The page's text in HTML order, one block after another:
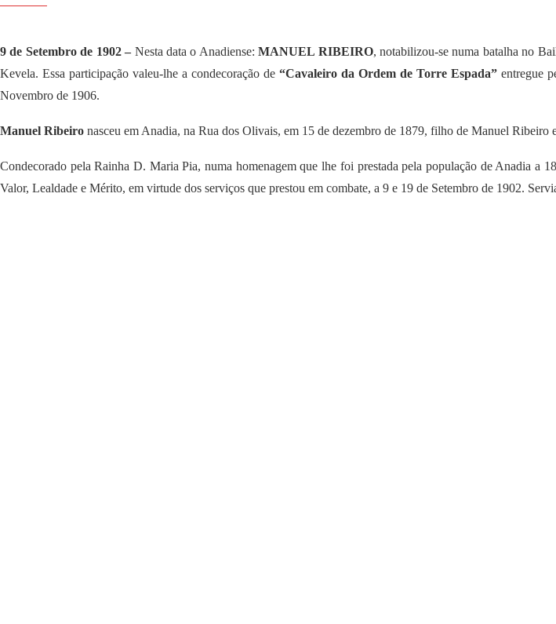
9 de Setembro de 1902 – Nesta data o Anadiense:MANUEL RIBEIRO, notabilizou-se numa batalha no
Kevela. Essa participação valeu-lhe a condecoração de“Cavaleiro da Ordem de Torre Espada” entregue
Novembro de 1906.
Manuel Ribeiro nasceu em Anadia, na Rua dos Olivais, em 15 de dezembro de 1879, filho de Manuel Ribeiro
Condecorado pela Rainha D. Maria Pia, numa homenagem que lhe foi prestada pela população de Anadia a
Valor, Lealdade e Mérito, em virtude dos serviços que prestou em combate, a 9 e 19 de Setembro de 1902.